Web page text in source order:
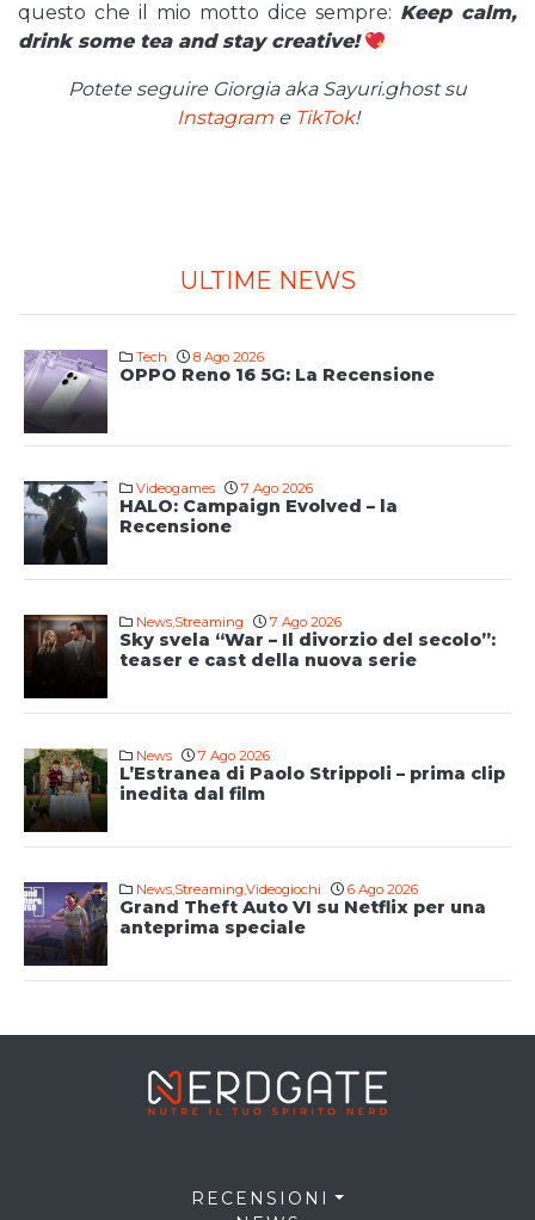
questo che il mio motto dice sempre: Keep calm,
drink some tea and stay creative!
Potete seguire Giorgia aka Sayuri.ghost su
Instagram e TikTok!
ULTIME NEWS
Tech 8 Ago 2026
OPPO Reno 16 5G: La Recensione
Videogames 7 Ago 2026
HALO: Campaign Evolved – la
Recensione
News,Streaming 7 Ago 2026
Sky svela “War – Il divorzio del secolo”:
teaser e cast della nuova serie
News 7 Ago 2026
L’Estranea di Paolo Strippoli – prima clip
inedita dal film
News,Streaming,Videogiochi 6 Ago 2026
Grand Theft Auto VI su Netflix per una
anteprima speciale
RECENSIONI